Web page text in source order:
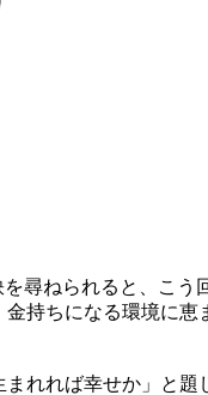
尋ねられると、こ
持ちになる環境に
れれば幸せか」と